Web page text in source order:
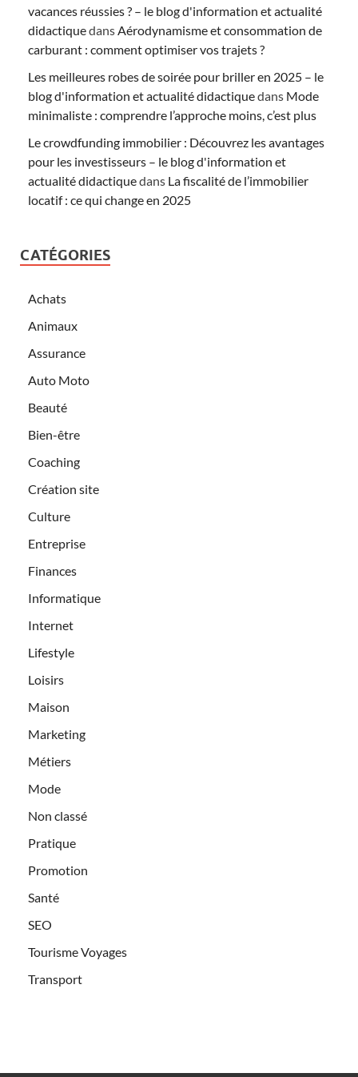
vacances réussies ? – le blog d'information et actualité
didactiquedans Aérodynamisme et consommation de
carburant : comment optimiser vos trajets ?
Les meilleures robes de soirée pour briller en 2025 – le
blog d'information et actualité didactiquedans Mode
minimaliste : comprendre l’approche moins, c’est plus
Le crowdfunding immobilier : Découvrez les avantages
pour les investisseurs – le blog d'information et
actualité didactiquedans La fiscalité de l’immobilier
locatif : ce qui change en 2025
CATÉGORIES
Achats
Animaux
Assurance
Auto Moto
Beauté
Bien-être
Coaching
Création site
Culture
Entreprise
Finances
Informatique
Internet
Lifestyle
Loisirs
Maison
Marketing
Métiers
Mode
Non classé
Pratique
Promotion
Santé
SEO
Tourisme Voyages
Transport